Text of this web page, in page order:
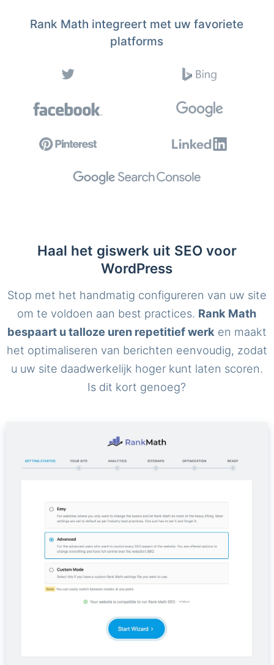
Rank Math integreert met uw favoriete
platforms
Haal het giswerk uit SEO voor
WordPress
Stop met het handmatig configureren van uw site
om te voldoen aan best practices. Rank Math
bespaart u talloze uren repetitief werk en maakt
het optimaliseren van berichten eenvoudig, zodat
u uw site daadwerkelijk hoger kunt laten scoren.
Is dit kort genoeg?